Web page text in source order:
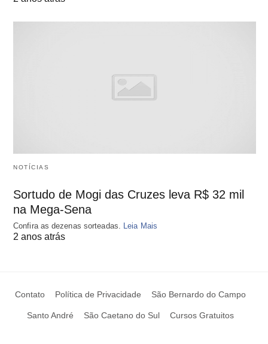
NOTÍCIAS
Sortudo de Mogi das Cruzes leva R$ 32 mil
na Mega-Sena
Confira as dezenas sorteadas. Leia Mais
2 anos atrás
Contato Política de Privacidade São Bernardo do Campo
Santo André São Caetano do Sul Cursos Gratuitos